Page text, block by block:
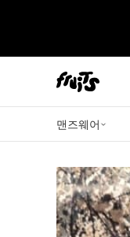
맨즈웨어